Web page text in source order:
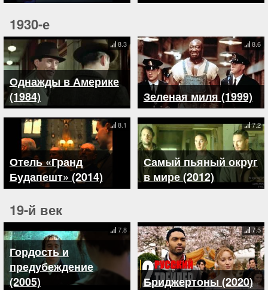
1930-е
Однажды в Америке
(1984)
8.3
Зеленая миля (1999)
8.6
Отель «Гранд
Будапешт» (2014)
8.1
Самый пьяный округ
в мире (2012)
7.2
19-й век
Гордость и
предубеждение
(2005)
7.8
Бриджертоны (2020)
7.5